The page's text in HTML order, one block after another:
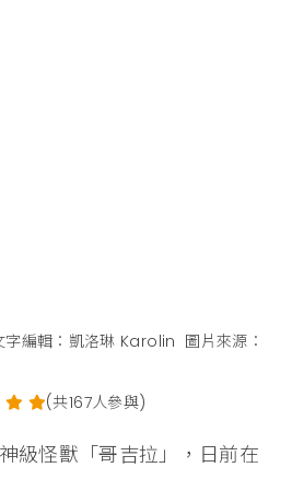
字編輯：凱洛琳 Karolin 圖片來源：
(共167人參與)
級怪獸「哥吉拉」，日前在